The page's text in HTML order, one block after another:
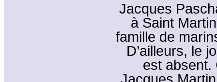
Jacques
à Saint
famille de
D’ailleurs, le
est absent.